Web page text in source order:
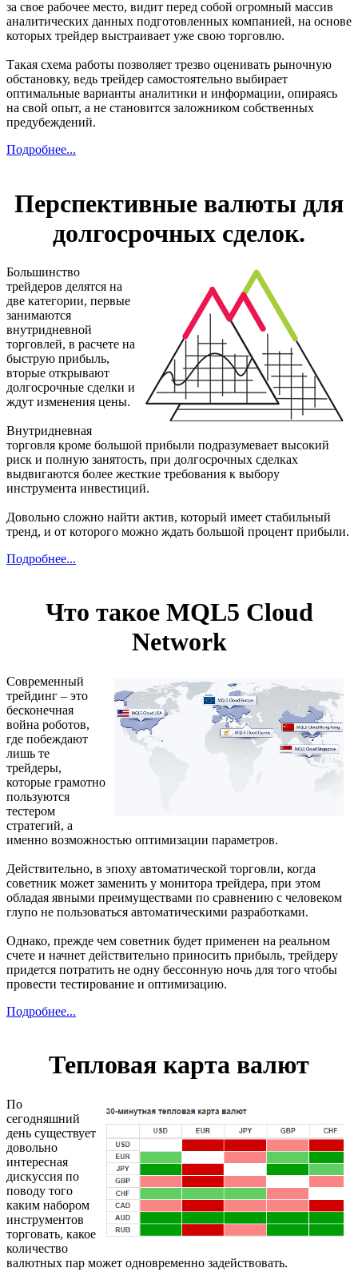
за свое рабочее место, видит перед собой огромный массив
аналитических данных подготовленных компанией, на основе
которых трейдер выстраивает уже свою торговлю.
Такая схема работы позволяет трезво оценивать рыночную
обстановку, ведь трейдер самостоятельно выбирает
оптимальные варианты аналитики и информации, опираясь
на свой опыт, а не становится заложником собственных
предубеждений.
Подробнее...
Перспективные валюты для
долгосрочных сделок.
Большинство
трейдеров делятся на
две категории, первые
занимаются
внутридневной
торговлей, в расчете на
быструю прибыль,
вторые открывают
долгосрочные сделки и
ждут изменения цены.
Внутридневная
торговля кроме большой прибыли подразумевает высокий
риск и полную занятость, при долгосрочных сделках
выдвигаются более жесткие требования к выбору
инструмента инвестиций.
Довольно сложно найти актив, который имеет стабильный
тренд, и от которого можно ждать большой процент прибыли.
Подробнее...
Что такое MQL5 Cloud
Network
Современный
трейдинг – это
бесконечная
война роботов,
где побеждают
лишь те
трейдеры,
которые грамотно
пользуются
тестером
стратегий, а
именно возможностью оптимизации параметров.
Действительно, в эпоху автоматической торговли, когда
советник может заменить у монитора трейдера, при этом
обладая явными преимуществами по сравнению с человеком
глупо не пользоваться автоматическими разработками.
Однако, прежде чем советник будет применен на реальном
счете и начнет действительно приносить прибыль, трейдеру
придется потратить не одну бессонную ночь для того чтобы
провести тестирование и оптимизацию.
Подробнее...
Тепловая карта валют
По
сегодняшний
день существует
довольно
интересная
дискуссия по
поводу того
каким набором
инструментов
торговать, какое
количество
валютных пар может одновременно задействовать.